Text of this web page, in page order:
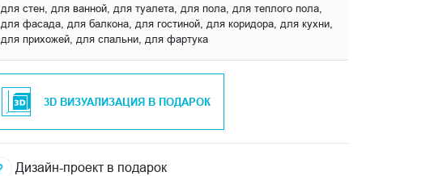
для стен, для ванной, для туалета, для пола, для теплого пола,
для фасада, для балкона, для гостиной, для коридора, для кухни,
для прихожей, для спальни, для фартука
3D ВИЗУАЛИЗАЦИЯ В ПОДАРОК
Дизайн-проект в подарок